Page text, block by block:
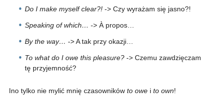
Do I make myself clear?!-> Czy wyrażam się jasno?!
Speaking of which… -> À propos…
By the way… -> A tak przy okazji…
To what do I owe this pleasure?-> Czemu zawdzięczam
tę przyjemność?
Ino tylko nie mylić mnię czasowników to owei to own!